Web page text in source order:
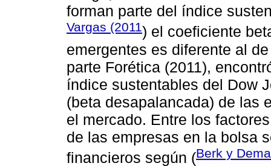
forman parte del índice
Vargas (2011) el coeficiente
emergentes es diferente al
parte Forética (2011),
índice sustentables del Dow
(beta desapalancada) de las
el mercado. Entre los
de las empresas en la bolsa
financieros según (Berk y